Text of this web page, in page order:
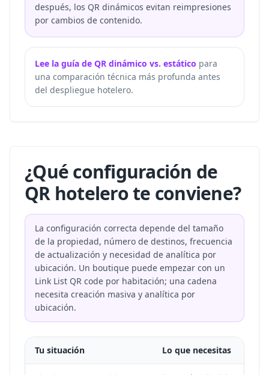
después, los QR dinámicos evitan reimpresiones
por cambios de contenido.
Lee la guía de QR dinámico vs. estático para
una comparación técnica más profunda antes
del despliegue hotelero.
¿Qué configuración de
QR hotelero te conviene?
La configuración correcta depende del tamaño
de la propiedad, número de destinos, frecuencia
de actualización y necesidad de analítica por
ubicación. Un boutique puede empezar con un
Link List QR code por habitación; una cadena
necesita creación masiva y analítica por
ubicación.
Tu situación Lo que necesitas